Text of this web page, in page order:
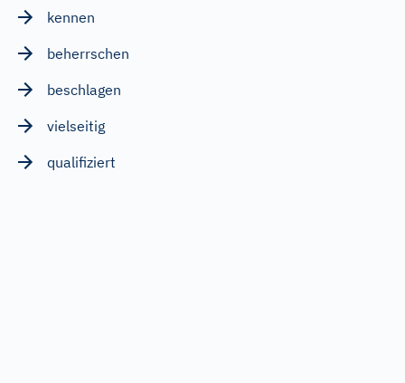
kennen
beherrschen
beschlagen
vielseitig
qualifiziert